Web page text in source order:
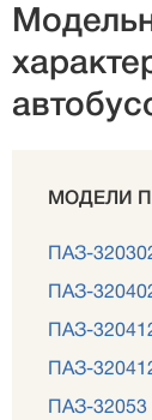
МОДЕЛИ
ПАЗ-
ПАЗ-
ПАЗ-
ПАЗ-
ПАЗ-32053